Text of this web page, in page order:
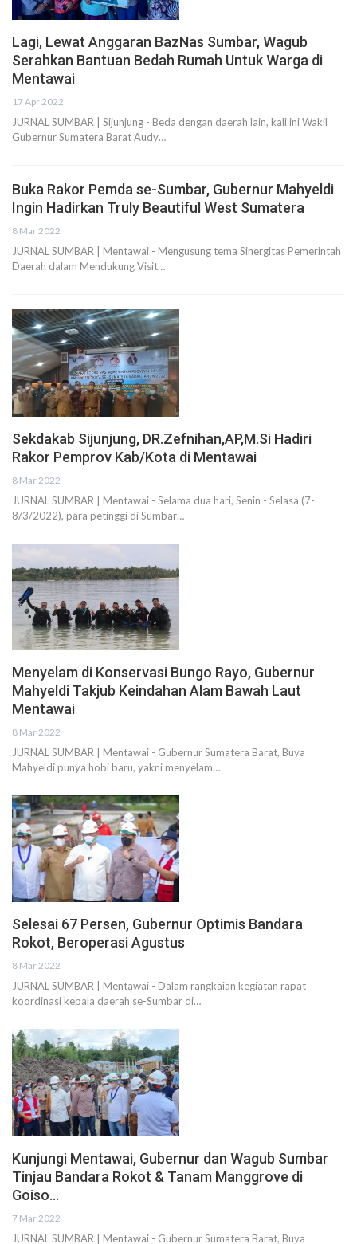
Lagi, Lewat Anggaran BazNas Sumbar, Wagub
Serahkan Bantuan Bedah Rumah Untuk Warga di
Mentawai
17 Apr 2022
JURNAL SUMBAR | Sijunjung - Beda dengan daerah lain, kali ini Wakil
Gubernur Sumatera Barat Audy…
Buka Rakor Pemda se-Sumbar, Gubernur Mahyeldi
Ingin Hadirkan Truly Beautiful West Sumatera
8 Mar 2022
JURNAL SUMBAR | Mentawai - Mengusung tema Sinergitas Pemerintah
Daerah dalam Mendukung Visit…
Sekdakab Sijunjung, DR.Zefnihan,AP,M.Si Hadiri
Rakor Pemprov Kab/Kota di Mentawai
8 Mar 2022
JURNAL SUMBAR | Mentawai - Selama dua hari, Senin - Selasa (7-
8/3/2022), para petinggi di Sumbar…
Menyelam di Konservasi Bungo Rayo, Gubernur
Mahyeldi Takjub Keindahan Alam Bawah Laut
Mentawai
8 Mar 2022
JURNAL SUMBAR | Mentawai - Gubernur Sumatera Barat, Buya
Mahyeldi punya hobi baru, yakni menyelam…
Selesai 67 Persen, Gubernur Optimis Bandara
Rokot, Beroperasi Agustus
8 Mar 2022
JURNAL SUMBAR | Mentawai - Dalam rangkaian kegiatan rapat
koordinasi kepala daerah se-Sumbar di…
Kunjungi Mentawai, Gubernur dan Wagub Sumbar
Tinjau Bandara Rokot & Tanam Manggrove di
Goiso…
7 Mar 2022
JURNAL SUMBAR | Mentawai - Gubernur Sumatera Barat, Buya